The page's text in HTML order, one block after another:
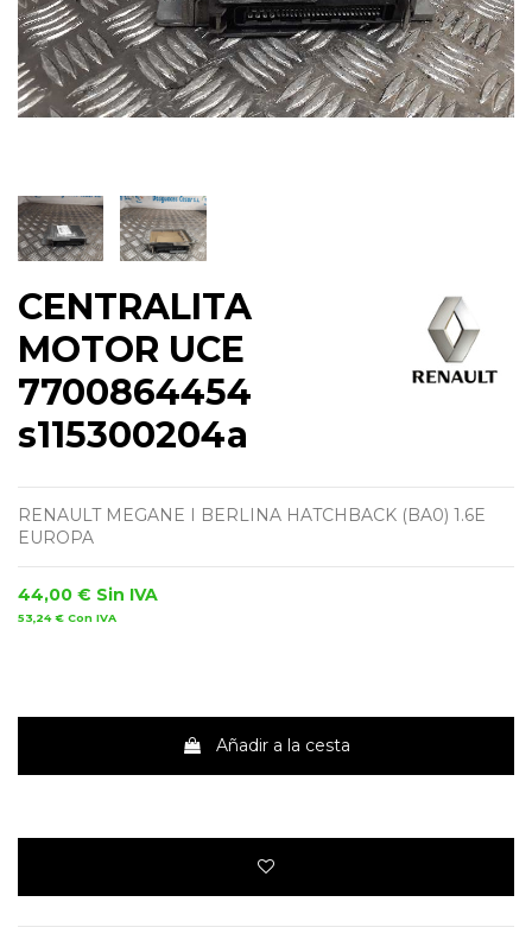
CENTRALITA
MOTOR UCE
7700864454
s115300204a
RENAULT MEGANE I BERLINA HATCHBACK (BA0) 1.6E
EUROPA
44,00 € Sin IVA
53,24 € Con IVA
Añadir a la cesta